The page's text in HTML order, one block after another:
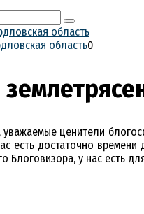
область
область0
ценители
есть достаточно
Блоговизора, у нас есть